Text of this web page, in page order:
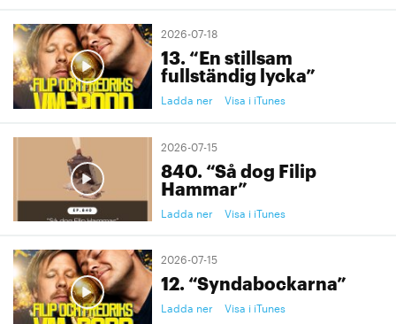
2026-07-18
13. “En stillsam
fullständig lycka”
Ladda ner Visa i iTunes
2026-07-15
840. “Så dog Filip
Hammar”
Ladda ner Visa i iTunes
2026-07-15
12. “Syndabockarna”
Ladda ner Visa i iTunes